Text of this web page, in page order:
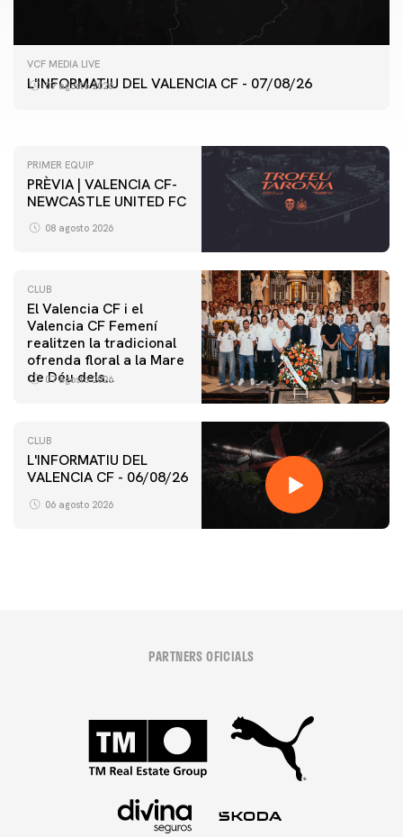
VCF MEDIA LIVE
L'INFORMATIU DEL VALENCIA CF - 07/08/26
07 agosto 2026
PRIMER EQUIP
ENTRENAMENT DEL VALENCIA CF 7/8/2026
PRIMER EQUIP
PRÈVIA | VALENCIA CF-
NEWCASTLE UNITED FC
08 agosto 2026
CLUB
El Valencia CF i el
Valencia CF Femení
realitzen la tradicional
ofrenda floral a la Mare
de Déu dels
07 agosto 2026
CLUB
L'INFORMATIU DEL
VALENCIA CF - 06/08/26
06 agosto 2026
PARTNERS OFICIALS